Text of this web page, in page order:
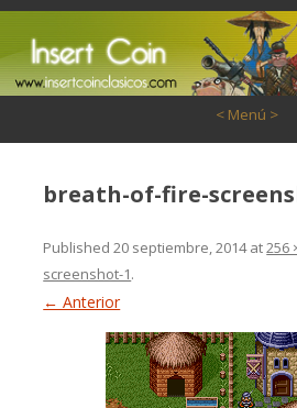
< Menú >
breath-of-fire-
Published20 septiembre, 2014at256
screenshot-1.
← Anterior